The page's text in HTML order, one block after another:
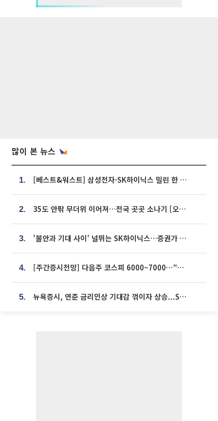
많이 본 뉴스
1. [베스트&워스트] 삼성전자·SK하이닉스 밀린 한 주…상상인증권은 85% 급등
2. 35도 안팎 무더위 이어져…전국 곳곳 소나기 [오늘 날씨]
3. '불안과 기대 사이' 널뛰는 SK하이닉스…증권가 "HBM4·LTA 기반 펀터멘털 견고"
4. [주간증시전망] 다음주 코스피 6000~7000⋯“外人 수급은 정책이 변수”
5. 뉴욕증시, 연준 금리인상 기대감 꺾이자 상승...S&P500 사상 최고치 [종합]